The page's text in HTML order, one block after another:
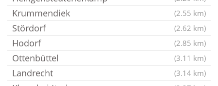
Krummendiek (2.55 km)
Stördorf (2.62 km)
Hodorf (2.85 km)
Ottenbüttel (3.11 km)
Landrecht (3.14 km)